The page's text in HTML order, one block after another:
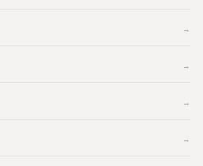
→
→
→
→